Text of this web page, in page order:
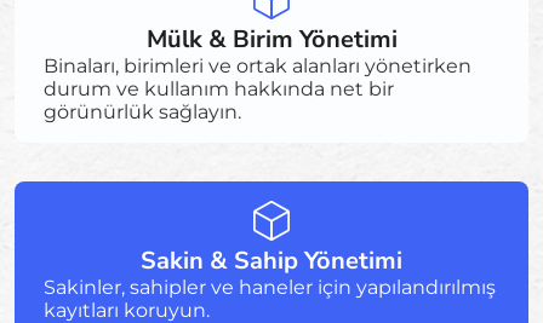
Mülk & Birim Yönetimi
Binaları, birimleri ve ortak alanları yönetirken
durum ve kullanım hakkında net bir
görünürlük sağlayın.
Sakin & Sahip Yönetimi
Sakinler, sahipler ve haneler için yapılandırılmış
kayıtları koruyun.